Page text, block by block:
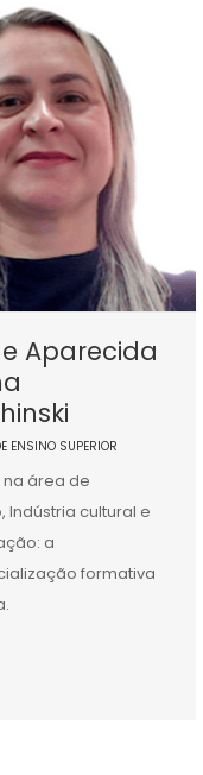
Aparecida
ENSINO SUPERIOR
na área de
Indústria cultural e
a
formativa